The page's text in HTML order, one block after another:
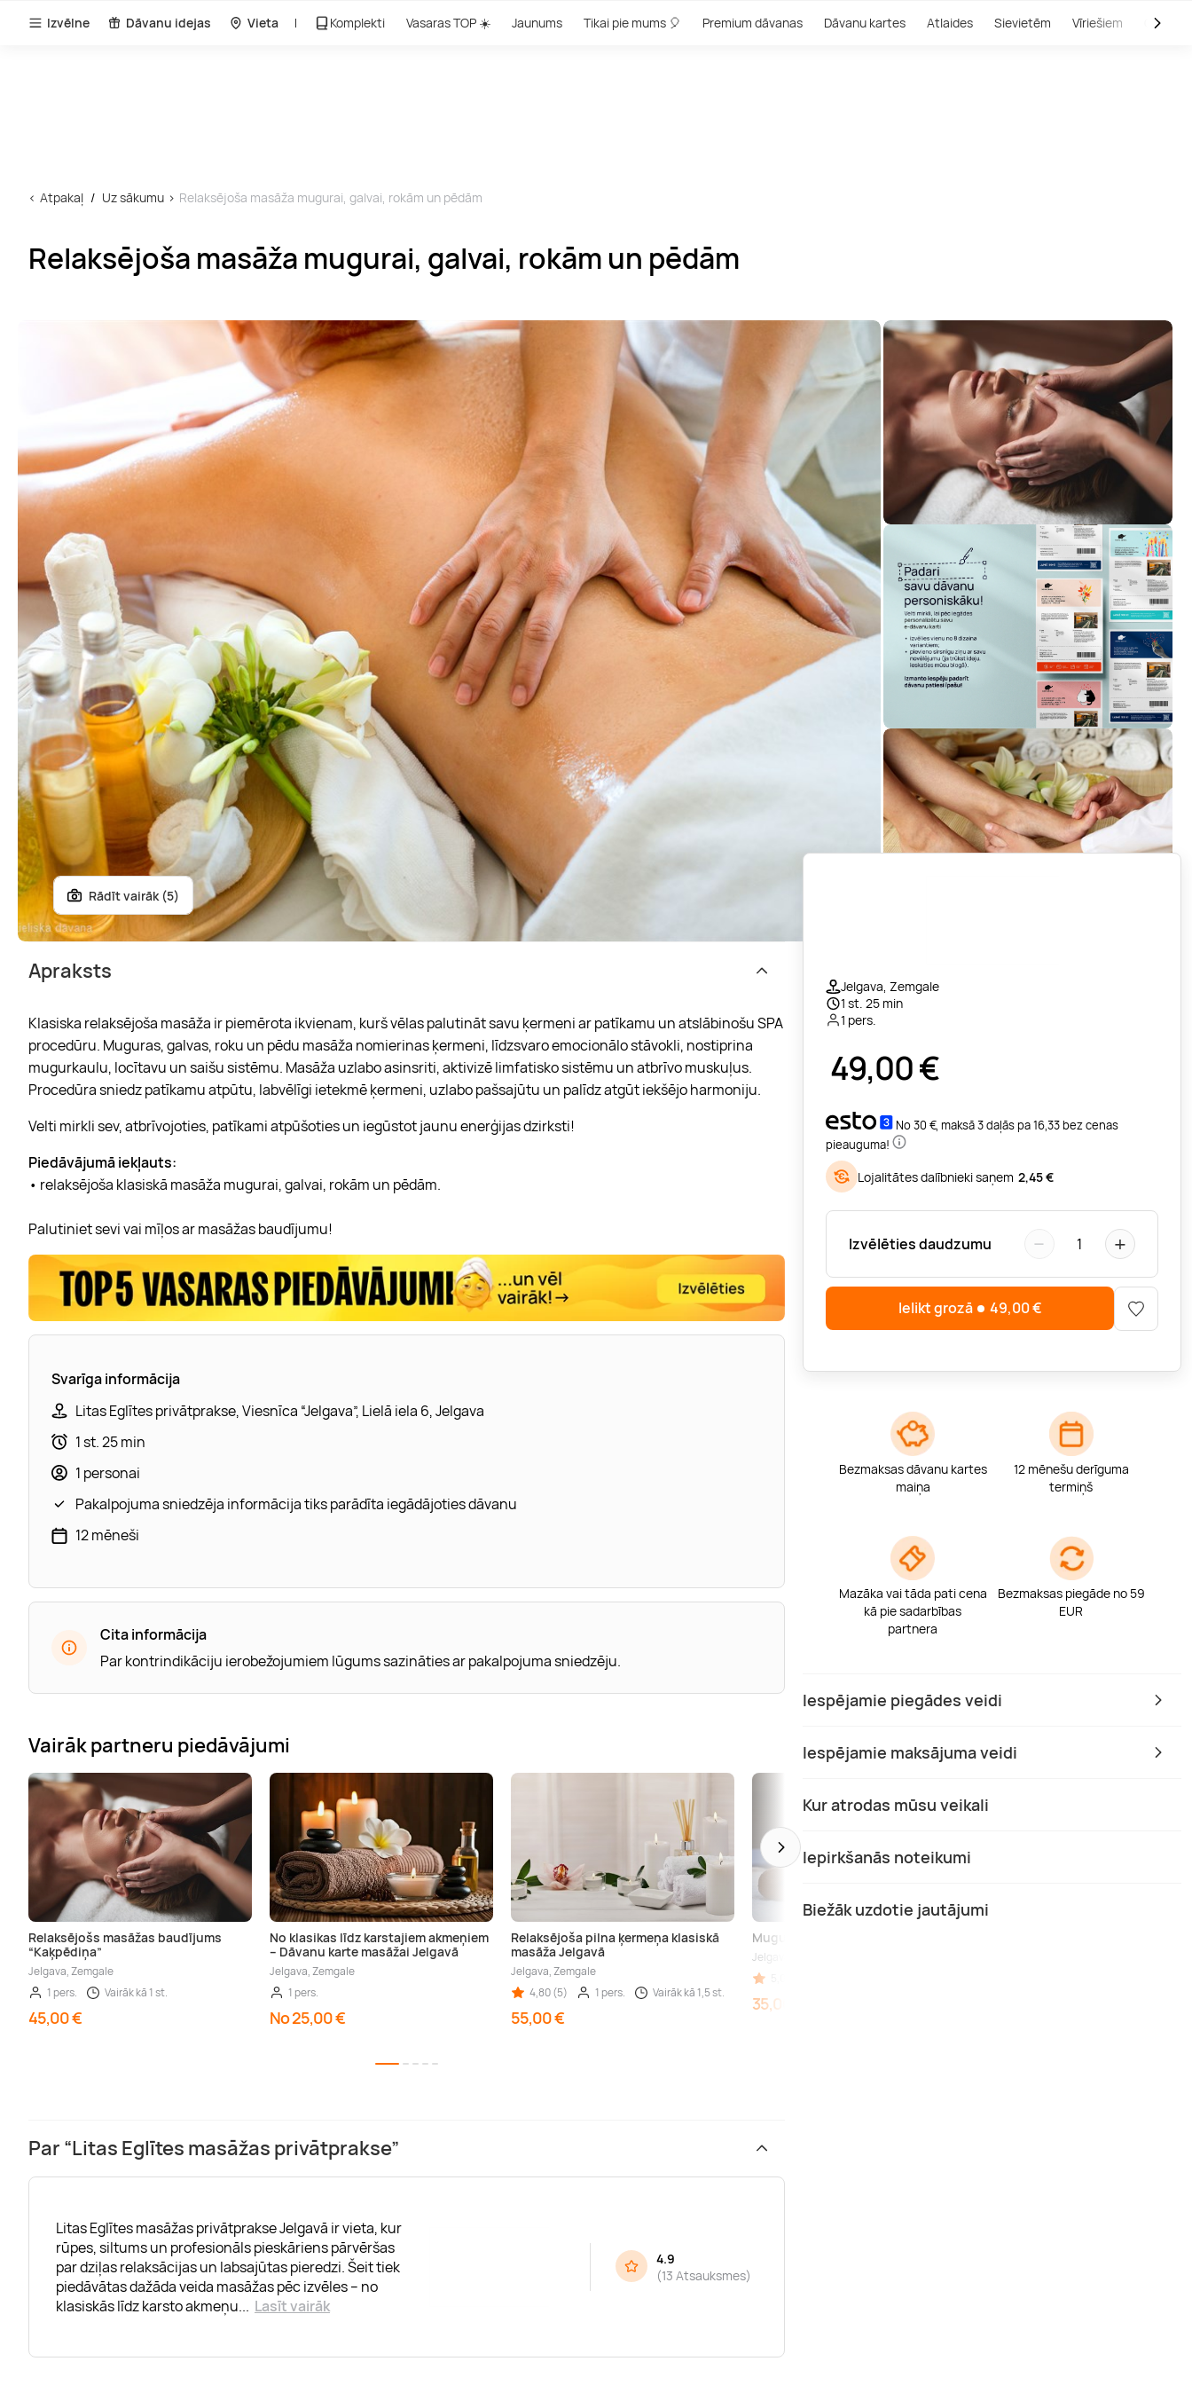
Izvēlne Dāvanu idejas Vieta Komplekti Vasaras TOP ☀️ Jaunums Tikai pie mums 🎈 Premium dāvanas Dāvanu kartes Atlaides Sievietēm Vīriešiem Outlet
Atpakaļ Uz sākumu Relaksējoša masāža mugurai, galvai, rokām un pēdām
Relaksējoša masāža mugurai, galvai, rokām un pēdām
Rādīt vairāk (5)
Jelgava, Zemgale
1 st. 25 min
1 pers.
49,00€
No 30 €, maksā 3 daļās pa 16,33 bez cenas
pieauguma!
Lojalitātes dalībnieki saņem 2,45 €
Izvēlēties daudzumu − 1 +
Ielikt grozā 49,00€
Bezmaksas dāvanu kartes
maiņa
12 mēnešu derīguma
termiņš
Mazāka vai tāda pati cena
kā pie sadarbības
partnera
Bezmaksas piegāde no 59
EUR
Iespējamie piegādes veidi
Iespējamie maksājuma veidi
Kur atrodas mūsu veikali
Iepirkšanās noteikumi
Biežāk uzdotie jautājumi
Apraksts
Klasiska relaksējoša masāža ir piemērota ikvienam, kurš vēlas palutināt savu ķermeni ar patīkamu un atslābinošu SPA
procedūru. Muguras, galvas, roku un pēdu masāža nomierinas ķermeni, līdzsvaro emocionālo stāvokli, nostiprina
mugurkaulu, locītavu un saišu sistēmu. Masāža uzlabo asinsriti, aktivizē limfatisko sistēmu un atbrīvo muskuļus.
Procedūra sniedz patīkamu atpūtu, labvēlīgi ietekmē ķermeni, uzlabo pašsajūtu un palīdz atgūt iekšējo harmoniju.
Velti mirkli sev, atbrīvojoties, patīkami atpūšoties un iegūstot jaunu enerģijas dzirksti!
Piedāvājumā iekļauts:
• relaksējoša klasiskā masāža mugurai, galvai, rokām un pēdām.
Palutiniet sevi vai mīļos ar masāžas baudījumu!
Svarīga informācija
Litas Eglītes privātprakse, Viesnīca “Jelgava”, Lielā iela 6, Jelgava
1 st. 25 min
1 personai
Pakalpojuma sniedzēja informācija tiks parādīta iegādājoties dāvanu
12 mēneši
Cita informācija
Par kontrindikāciju ierobežojumiem lūgums sazināties ar pakalpojuma sniedzēju.
Vairāk partneru piedāvājumi
Relaksējošs masāžas baudījums
“Kaķpēdiņa”
Jelgava, Zemgale
1 pers.
Vairāk kā 1 st.
45,00 €
No klasikas līdz karstajiem akmeņiem
– Dāvanu karte masāžai Jelgavā
Jelgava, Zemgale
1 pers.
No 25,00 €
Relaksējoša pilna ķermeņa klasiskā
masāža Jelgavā
Jelgava, Zemgale
4,80 (5)
1 pers. Vairāk kā 1,5 st.
55,00 €
Muguras masāža „Gadalaiki” Jelgavā
Jelgava, Zemgale
35,00 €
Par “Litas Eglītes masāžas privātprakse”
Litas Eglītes masāžas privātprakse Jelgavā ir vieta, kur
rūpes, siltums un profesionāls pieskāriens pārvēršas
par dziļas relaksācijas un labsajūtas pieredzi. Šeit tiek
piedāvātas dažāda veida masāžas pēc izvēles – no
klasiskās līdz karsto akmeņu... Lasīt vairāk
4.9
(13 Atsauksmes)